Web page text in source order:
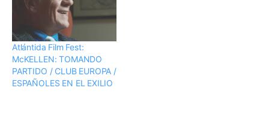
Atlántida Film Fest:
McKELLEN: TOMANDO
PARTIDO / CLUB EUROPA /
ESPAÑOLES EN EL EXILIO